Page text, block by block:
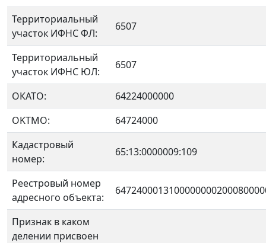
Территориальный
участок ИФНС ФЛ:
6507
Территориальный
участок ИФНС ЮЛ:
6507
ОКАТО:
64224000000
OKTMO:
64724000
Кадастровый
номер:
65:13:0000009:109
Реестровый номер
адресного объекта:
Признак в каком
делении присвоен